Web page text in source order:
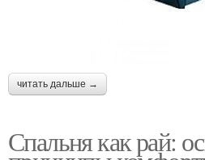
читать дальше →
Спальня как рай: